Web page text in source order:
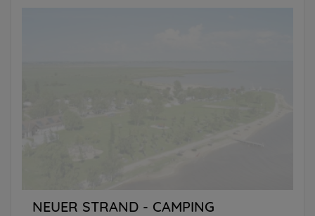
NEUER STRAND - CAMPING